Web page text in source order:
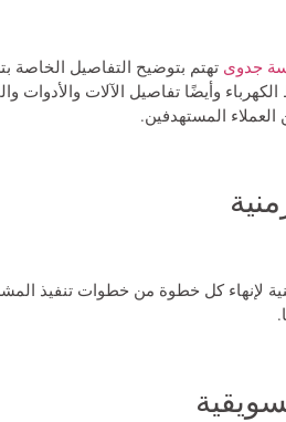
جدوى تهتم بتوضيح التفاصيل الخاصة
وأيضًا تفاصيل الآلات
المستهدفين.
لإنهاء كل خطوة من خطوات تنفيذ